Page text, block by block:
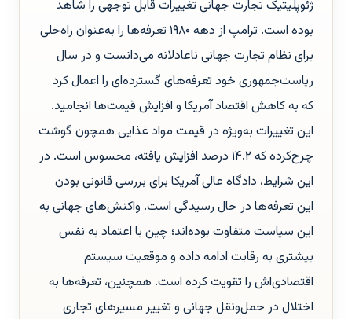
ژئوپلیتیک تجارت جهانی تغییرات قابل توجهی را شاهد
بوده است. ترامپ از دهه ۱۹۸۰ تعرفه‌ها را به‌عنوان راه‌حلی
برای نظام تجارت جهانی ناعادلانه می‌دانست و در سال
ریاست‌جمهوری خود تعرفه‌های گسترده‌ای را اعمال کرد
که به کاهش اقتصاد آمریکا و افزایش قیمت‌ها انجامید.
این تغییرات به‌ویژه در قیمت مواد غذایی همچون گوشت
چرخ‌کرده که ۱۴.۲ درصد افزایش یافته، محسوس است. در
این شرایط، دادگاه عالی آمریکا برای بررسی قانونی بودن
این تعرفه‌ها در حال رسیدگی است. واکنش‌های جهانی به
این سیاست متفاوت بوده‌اند؛ چین با اعتماد به نفس
بیشتری به رقابت ادامه داده و موقعیت سیستم
اقتصادی‌اش را تقویت کرده است. همچنین، تعرفه‌ها به
اختلال در حمل‌ونقل جهانی و تغییر مسیرهای تجاری